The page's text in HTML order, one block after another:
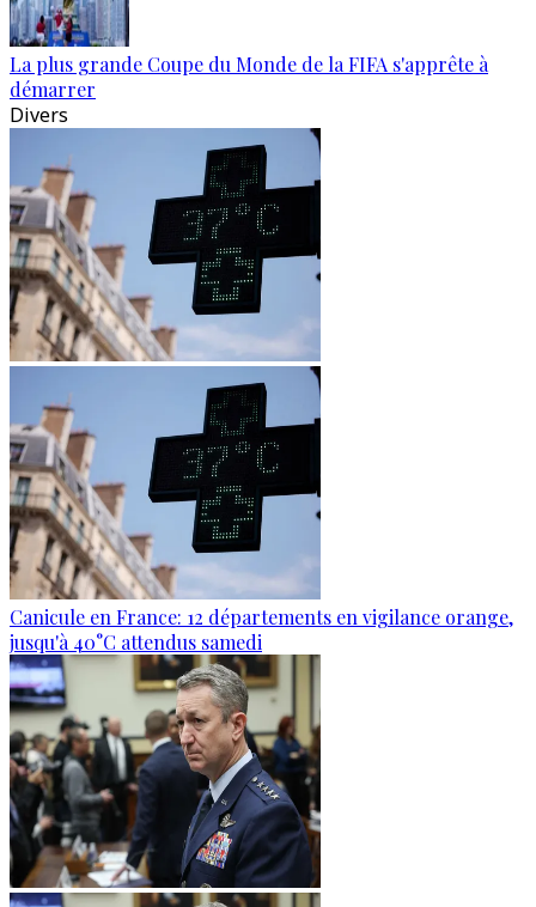
La plus grande Coupe du Monde de la FIFA s'apprête à
démarrer
Divers
Canicule en France: 12 départements en vigilance orange,
jusqu'à 40°C attendus samedi